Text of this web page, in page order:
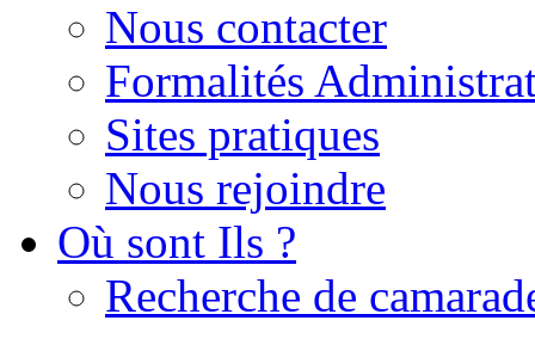
Nous contacter
Formalités
Sites pratiques
Nous rejoindre
Où sont Ils ?
Recherche de